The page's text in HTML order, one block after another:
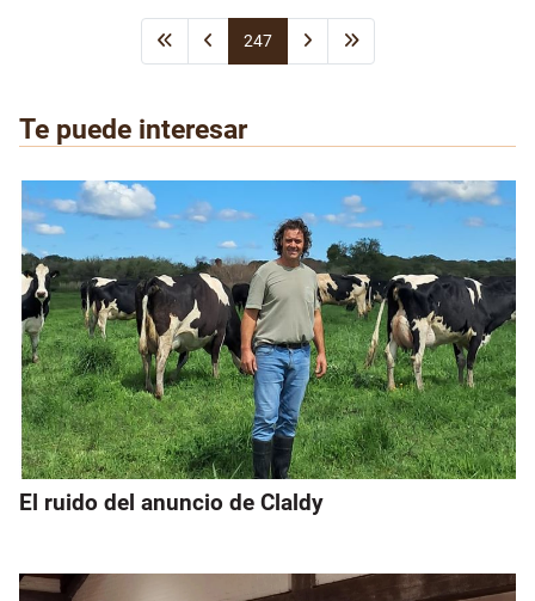
247
Te puede interesar
El ruido del anuncio de Claldy